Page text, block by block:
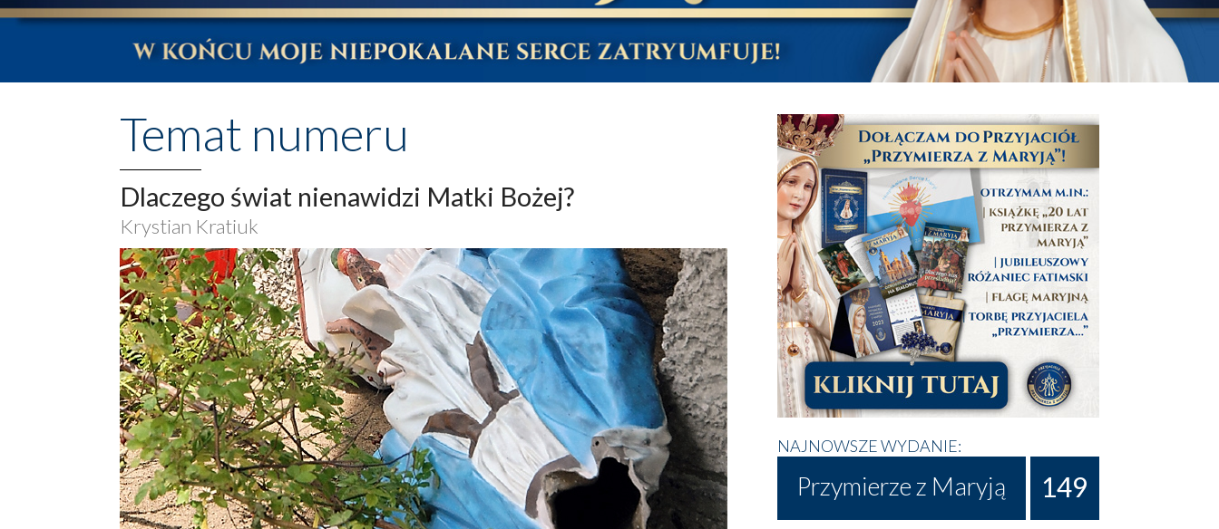
Temat numeru
Dlaczego świat nienawidzi Matki Bożej?
Krystian Kratiuk
NAJNOWSZE WYDANIE:
Przymierze z Maryją 149